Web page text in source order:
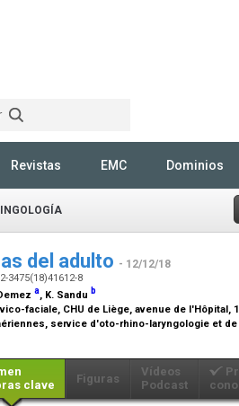
Revistas EMC Dominios
del adulto - 12/12/18
3475(18)41612-8
a, K. Sandu b
faciale, CHU de Liège, avenue de l'Hôpital,
service d'oto-rhino-laryngologie et
clave
Figuras
Vídeos
Podcast